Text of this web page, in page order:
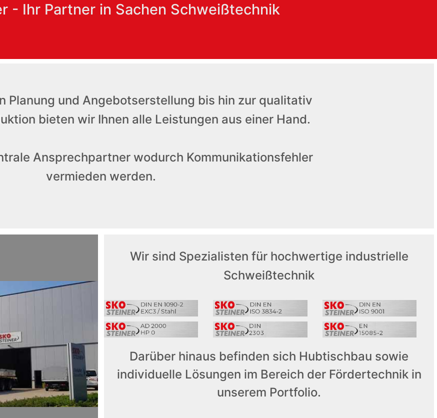
- Ihr Partner in Sachen Schweißtechnik
Planung und Angebotserstellung bis hin zur qualitativ
bieten wir Ihnen alle Leistungen aus einer Hand.
Ansprechpartner wodurch Kommunikationsfehler
vermieden werden.
Wir sind Spezialisten für hochwertige industrielle
Schweißtechnik
Darüber hinaus befinden sich Hubtischbau sowie
individuelle Lösungen im Bereich der Fördertechnik in
unserem Portfolio.